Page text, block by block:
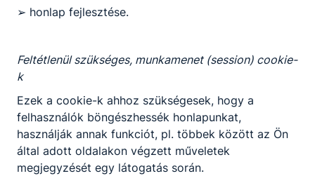
Osztályfőnök:
Baranyai Attila
Szakmai oktató
Személy-és vagyonőri
és közterület-
➢ honlap fejlesztése.
Feltétlenül szükséges, munkamenet (session) cookie-
k
Ezek a cookie-k ahhoz szükségesek, hogy a
felhasználók böngészhessék honlapunkat,
használják annak funkciót, pl. többek között az Ön
által adott oldalakon végzett műveletek
megjegyzését egy látogatás során.